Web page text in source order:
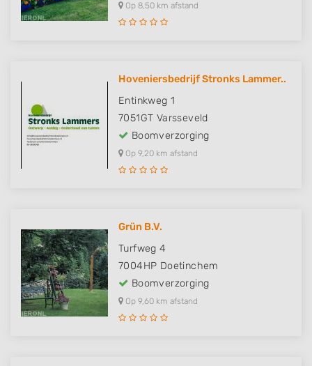
Op 8,50 km afstand
Hoveniersbedrijf Stronks Lammer..
Entinkweg 1
7051GT Varsseveld
Boomverzorging
Op 9,20 km afstand
Grün B.V.
Turfweg 4
7004HP Doetinchem
Boomverzorging
Op 9,60 km afstand